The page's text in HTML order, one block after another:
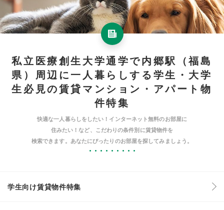
私立医療創生大学通学で内郷駅（福島
県）周辺に一人暮らしする学生・大学
生必見の賃貸マンション・アパート物
件特集
快適な一人暮らしをしたい！インターネット無料のお部屋に
住みたい！など、こだわりの条件別に賃貸物件を
検索できます。あなたにぴったりのお部屋を探してみましょう。
学生向け賃貸物件特集